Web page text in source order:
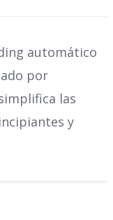
automático
por
las
y